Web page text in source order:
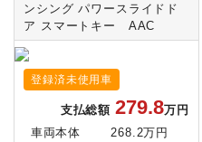
ンシング パワースライドド
ア スマートキー AAC
登録済未使用車
支払総額 279.8万円
車両本体
268.2万円